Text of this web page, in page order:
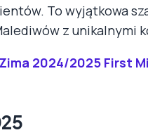
To wyjątkowa
z unikalnymi
2024/2025 First